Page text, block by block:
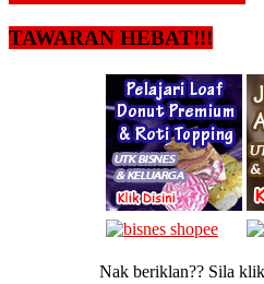
TAWARAN HEBAT!!!
Nak beriklan?? Sila